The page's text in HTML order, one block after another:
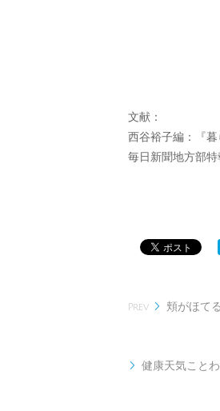
文献：
西谷裕子編：『
毎日新聞地方部
Prev  頬がほて
 健康天気こと